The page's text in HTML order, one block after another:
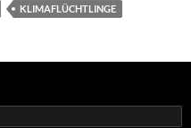
KLIMAFLÜCHTLINGE